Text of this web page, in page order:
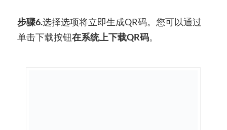
步骤6.选择选项将立即生成QR码。您可以通过
单击下载按钮在系统上下载QR码。